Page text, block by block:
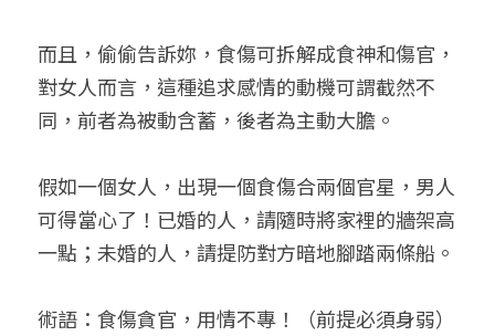
而且，偷偷告訴妳，食傷可拆解成食神和傷官，
對女人而言，這種追求感情的動機可謂截然不
同，前者為被動含蓄，後者為主動大膽。
假如一個女人，出現一個食傷合兩個官星，男人
可得當心了！已婚的人，請隨時將家裡的牆架高
一點；未婚的人，請提防對方暗地腳踏兩條船。
術語：食傷貪官，用情不專！（前提必須身弱）